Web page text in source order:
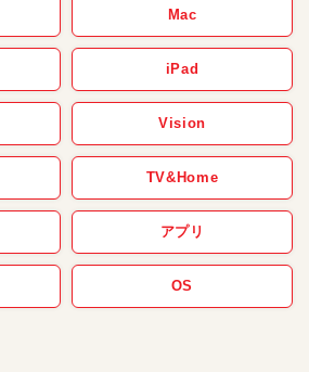
Mac
iPad
Vision
TV&Home
アプリ
OS